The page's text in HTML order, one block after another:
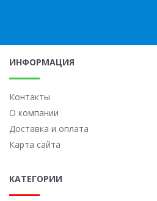
ИНФОРМАЦИЯ
Контакты
О компании
Доставка и оплата
Карта сайта
КАТЕГОРИИ